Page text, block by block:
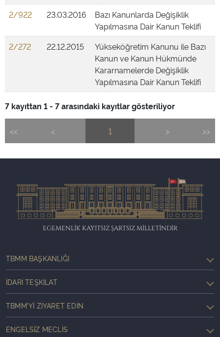
2/922
23.03.2016
Bazı Kanunlarda Değişiklik
Yapılmasına Dair Kanun Teklifi
2/272
22.12.2015
Yükseköğretim Kanunu ile Bazı
Kanun ve Kanun Hükmünde
Kararnamelerde Değişiklik
Yapılmasına Dair Kanun Teklifi
7 kayıttan 1 - 7 arasındaki kayıtlar gösteriliyor
<< < 1 > >>
EGEMENLİK KAYITSIZ ŞARTSIZ MİLLETİNDİR
TBMM BAŞKANLIĞI
İDARI TEŞKILAT
TBMM'YI ZIYARET EDIN
ENGELSIZ MECLIS